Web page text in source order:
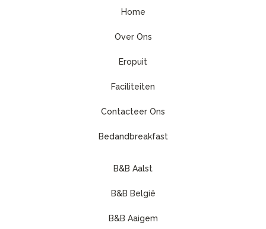
Home
Over Ons
Eropuit
Faciliteiten
Contacteer Ons
Bedandbreakfast
B&B Aalst
B&B België
B&B Aaigem